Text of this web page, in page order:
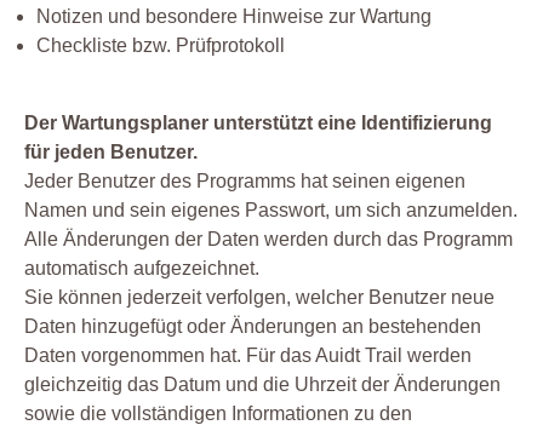
Notizen und besondere Hinweise zur Wartung
Checkliste bzw. Prüfprotokoll
Der Wartungsplaner unterstützt eine Identifizierung
für jeden Benutzer.
Jeder Benutzer des Programms hat seinen eigenen
Namen und sein eigenes Passwort, um sich anzumelden.
Alle Änderungen der Daten werden durch das Programm
automatisch aufgezeichnet.
Sie können jederzeit verfolgen, welcher Benutzer neue
Daten hinzugefügt oder Änderungen an bestehenden
Daten vorgenommen hat. Für das Auidt Trail werden
gleichzeitig das Datum und die Uhrzeit der Änderungen
sowie die vollständigen Informationen zu den